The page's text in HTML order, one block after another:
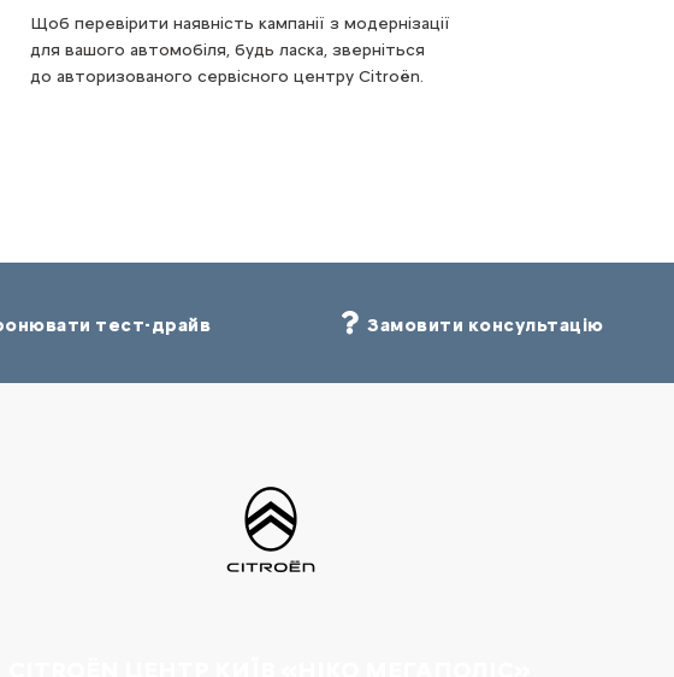
Щоб перевірити наявність кампанії з модернізації
для вашого автомобіля, будь ласка, зверніться
до авторизованого сервісного центру Citroën.
тест-драйв Замовити консультацію